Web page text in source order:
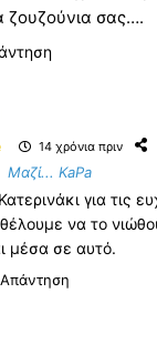
ζουζούνια σας….
14 χρόνια πριν
Μαζί... KaPa
για τις
να το
μέσα σε αυτό.
Απάντηση